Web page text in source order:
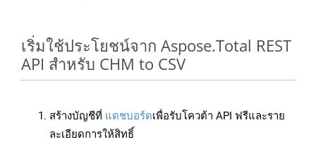
เริ่มใช้ประโยชน์จาก Aspose.Total REST
API สำหรับ CHM to CSV
สร้างบัญชีที่ แดชบอร์ดเพื่อรับโควต้า API ฟรีและราย
ละเอียดการให้สิทธิ์